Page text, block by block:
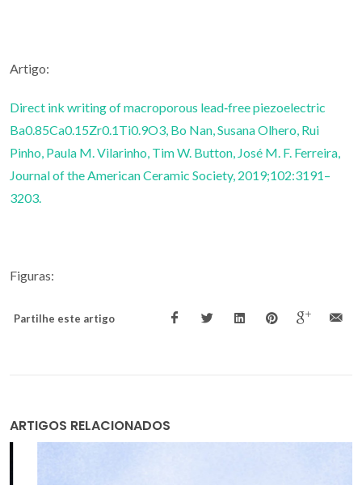
Artigo:
Direct ink writing of macroporous lead‐free piezoelectric
Ba0.85Ca0.15Zr0.1Ti0.9O3, Bo Nan, Susana Olhero, Rui
Pinho, Paula M. Vilarinho, Tim W. Button, José M. F. Ferreira,
Journal of the American Ceramic Society, 2019;102:3191–
3203.
Figuras:
Partilhe este artigo
ARTIGOS RELACIONADOS